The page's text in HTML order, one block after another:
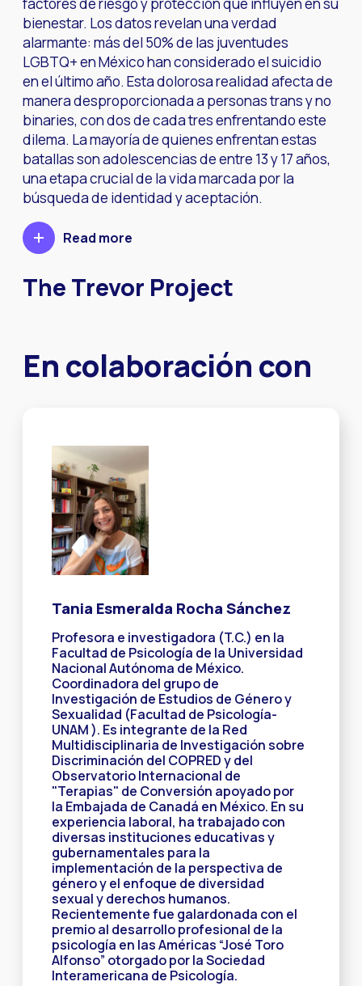
bienestar. Los datos revelan una verdad
alarmante: más del 50% de las juventudes
LGBTQ+ en México han considerado el suicidio
en el último año. Esta dolorosa realidad afecta de
manera desproporcionada a personas trans y no
binaries, con dos de cada tres enfrentando este
dilema. La mayoría de quienes enfrentan estas
batallas son adolescencias de entre 13 y 17 años,
una etapa crucial de la vida marcada por la
búsqueda de identidad y aceptación.
Read more
The Trevor Project
En colaboración con
Tania Esmeralda Rocha Sánchez
Profesora e investigadora (T.C.) en la
Facultad de Psicología de la Universidad
Nacional Autónoma de México.
Coordinadora del grupo de
Investigación de Estudios de Género y
Sexualidad (Facultad de Psicología-
UNAM ). Es integrante de la Red
Multidisciplinaria de Investigación sobre
Discriminación del COPRED y del
Observatorio Internacional de
"Terapias" de Conversión apoyado por
la Embajada de Canadá en México. En su
experiencia laboral, ha trabajado con
diversas instituciones educativas y
gubernamentales para la
implementación de la perspectiva de
género y el enfoque de diversidad
sexual y derechos humanos.
Recientemente fue galardonada con el
premio al desarrollo profesional de la
psicología en las Américas “José Toro
Alfonso” otorgado por la Sociedad
Interamericana de Psicología.